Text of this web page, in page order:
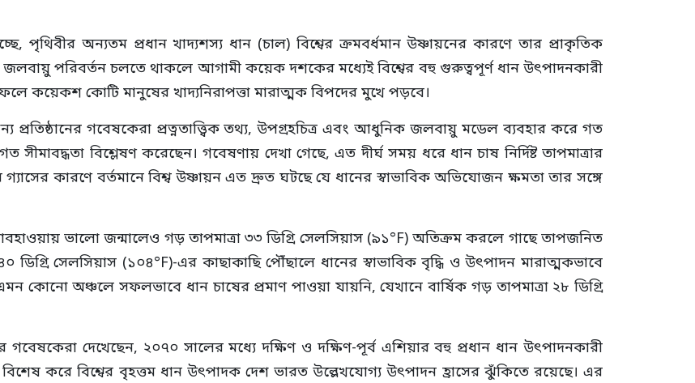
পৃথিবীর অন্যতম প্রধান খাদ্যশস্য ধান (চাল) বিশ্বের ক্রমবর্ধমান উষ্ণায়নের কারণে তার প্রাকৃতিক
জলবায়ু পরিবর্তন চলতে থাকলে আগামী কয়েক দশকের মধ্যেই বিশ্বের বহু গুরুত্বপূর্ণ ধান উৎপাদনকারী
কয়েকশ কোটি মানুষের খাদ্যনিরাপত্তা মারাত্মক বিপদের মুখে পড়বে।
প্রতিষ্ঠানের গবেষকেরা প্রত্নতাত্ত্বিক তথ্য, উপগ্রহচিত্র এবং আধুনিক জলবায়ু মডেল ব্যবহার করে গত
বিশ্লেষণ করেছেন। গবেষণায় দেখা গেছে, এত দীর্ঘ সময় ধরে ধান চাষ নির্দিষ্ট তাপমাত্রার
গ্যাসের কারণে বর্তমানে বিশ্ব উষ্ণায়ন এত দ্রুত ঘটছে যে ধানের স্বাভাবিক অভিযোজন ক্ষমতা তার সঙ্গে
ভালো জন্মালেও গড় তাপমাত্রা ৩৩ ডিগ্রি সেলসিয়াস (৯১°F) অতিক্রম করলে গাছে তাপজনিত
ডিগ্রি সেলসিয়াস (১০৪°F)-এর কাছাকাছি পৌঁছালে ধানের স্বাভাবিক বৃদ্ধি ও উৎপাদন মারাত্মকভাবে
অঞ্চলে সফলভাবে ধান চাষের প্রমাণ পাওয়া যায়নি, যেখানে বার্ষিক গড় তাপমাত্রা ২৮ ডিগ্রি
গবেষকেরা দেখেছেন, ২০৭০ সালের মধ্যে দক্ষিণ ও দক্ষিণ-পূর্ব এশিয়ার বহু প্রধান ধান উৎপাদনকারী
করে বিশ্বের বৃহত্তম ধান উৎপাদক দেশ ভারত উল্লেখযোগ্য উৎপাদন হ্রাসের ঝুঁকিতে রয়েছে। এর